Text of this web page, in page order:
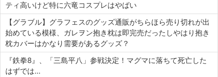
ティ高いけど特に六竜コスプレはやばい
【グラブル】グラフェスのグッズ通販がちらほら売り切れが出
始めている模様、ガレヲン抱き枕は即完売だったしやはり抱き
枕カバーはかなり需要があるグッズ？
『鉄拳8』、「三島平八」参戦決定！マグマに落ちて死亡した
はずでは…